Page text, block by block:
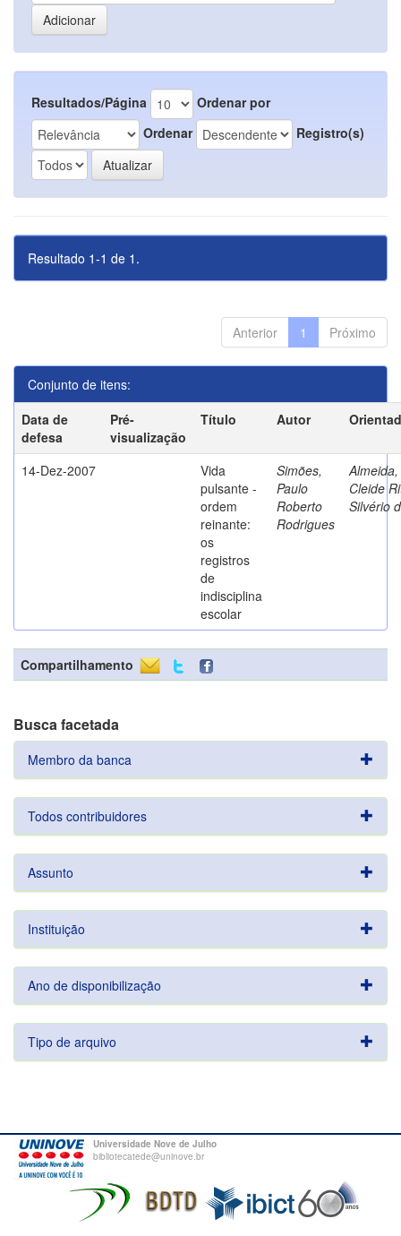
Resultados/Página
Ordenar por
Ordenar
Registro(s)
Resultado 1-1 de 1.
Anterior 1 Próximo
Conjunto de itens:
Data de
defesa
Pré-
visualização
Título Autor
14-Dez-2007
Vida
pulsante -
ordem
reinante:
os
registros
de
indisciplina
escolar
Simões,
Paulo
Roberto
Rodrigues
Almeida,
Cleide
Silvério
Compartilhamento
Busca facetada
Membro da banca
Todos contribuidores
Assunto
Instituição
Ano de disponibilização
Tipo de arquivo
Universidade Nove de Julho
bibliotecatede@uninove.br